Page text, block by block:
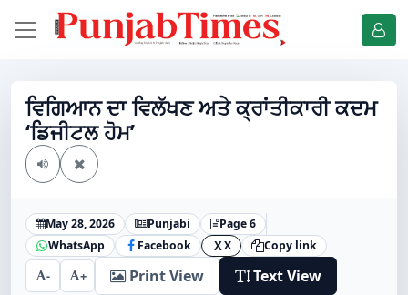
ਵਿਗਿਆਨ ਦਾ ਵਿਲੱਖਣ ਅਤੇ ਕ੍ਰਾਂਤੀਕਾਰੀ ਕਦਮ
‘ਡਿਜੀਟਲ ਹੋਮ’
May 28, 2026 Punjabi
Page 6
WhatsApp
Facebook X X Copy link
- + Print View Text View